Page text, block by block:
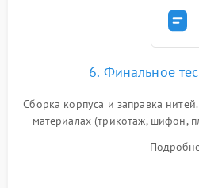
6. Финальное
Сборка корпуса и заправка
материалах (трикотаж, шифон,
ровности среза, эластичности
отсутствия стягивания